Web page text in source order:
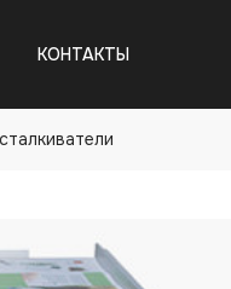
КОНТАКТЫ